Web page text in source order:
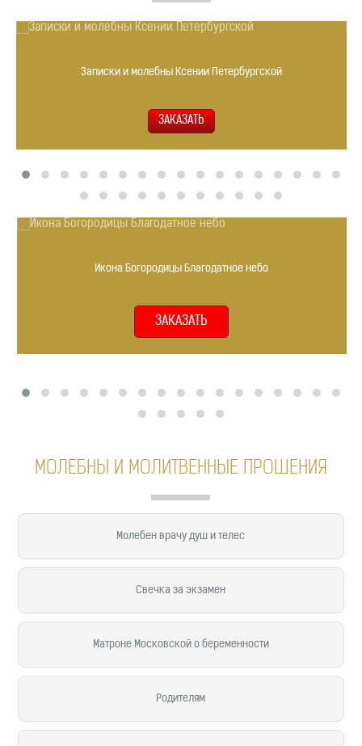
Записки и молебны Ксении Петербургской
Икона Богородицы Благодатное небо
ЗАКАЗАТЬ
МОЛЕБНЫ И МОЛИТВЕННЫЕ ПРОШЕНИЯ
Молебен врачу душ и телес
Свечка за экзамен
Матроне Московской о беременности
Родителям